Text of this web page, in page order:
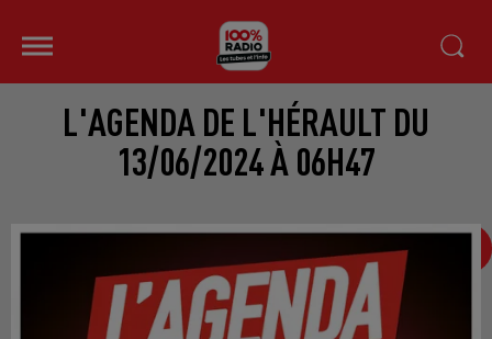
L'AGENDA DE L'HÉRAULT DU
13/06/2024 À 06H47